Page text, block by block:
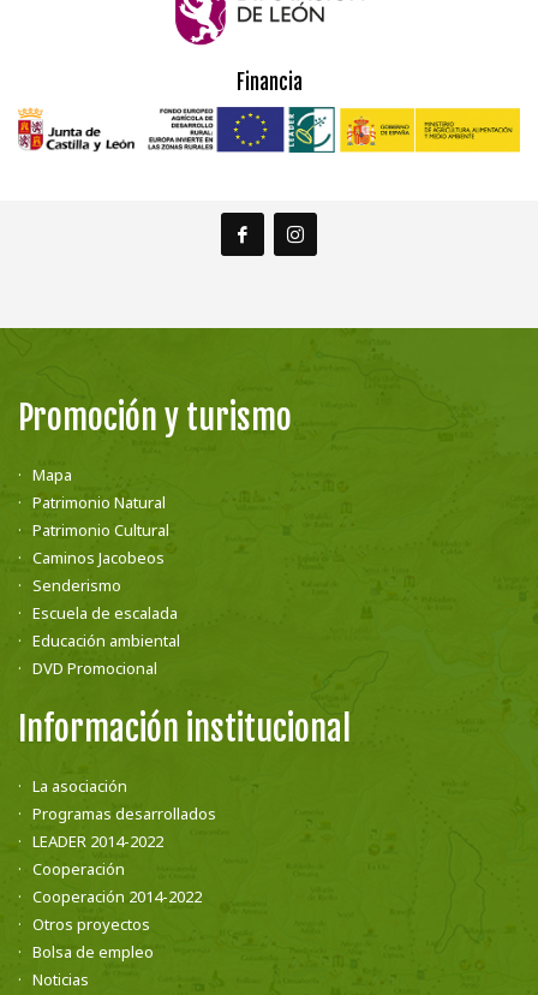
Financia
Promoción y turismo
Mapa
Patrimonio Natural
Patrimonio Cultural
Caminos Jacobeos
Senderismo
Escuela de escalada
Educación ambiental
DVD Promocional
Información institucional
La asociación
Programas desarrollados
LEADER 2014-2022
Cooperación
Cooperación 2014-2022
Otros proyectos
Bolsa de empleo
Noticias